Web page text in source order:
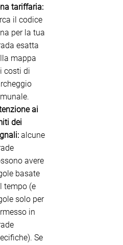
tariffaria:
il codice
per la tua
esatta
mappa
costi di
ai
dei
alcune
avere
basate
tempo (e
solo per
in
Se